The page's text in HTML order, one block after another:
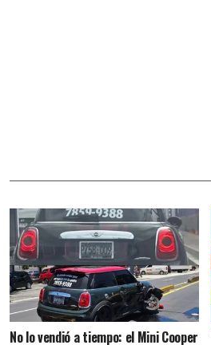
No lo vendió a tiempo: el Mini Cooper